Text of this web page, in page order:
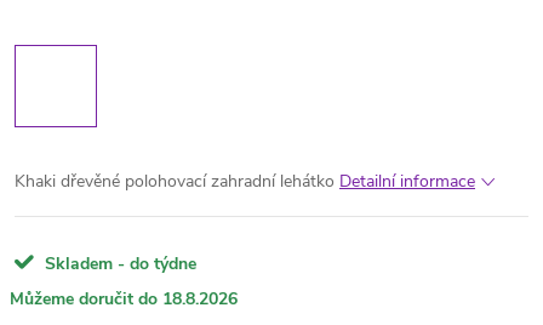
Khaki dřevěné polohovací zahradní lehátko Detailní informace
Skladem - do týdne
18.8.2026